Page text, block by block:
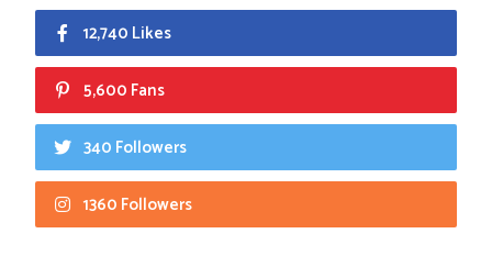
12,740 Likes
5,600 Fans
340 Followers
1360 Followers